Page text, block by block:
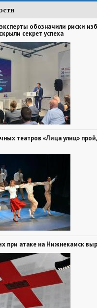
обозначили риски
секрет успеха
театров «Лица улиц»
при атаке на Нижнекамск